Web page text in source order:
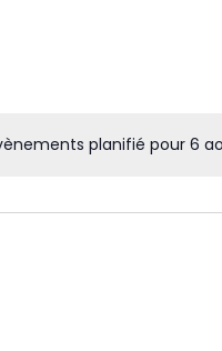
planifié pour 6